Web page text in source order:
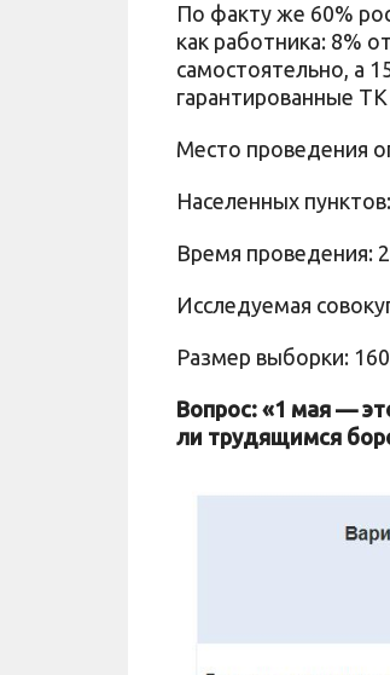
По факту же 60%
как работника: 8%
самостоятельно, а
гарантированные
Место проведения
Населенных
Время проведения:
Исследуемая
Размер выборки:
Вопрос: «1 мая —
ли трудящимся